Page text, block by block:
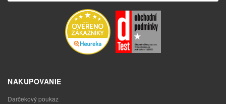
NAKUPOVANIE
Darčekový poukaz